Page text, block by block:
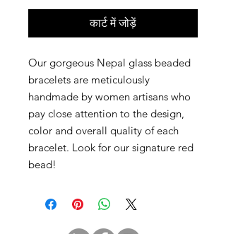
कार्ट में जोड़ें
Our gorgeous Nepal glass beaded
bracelets are meticulously
handmade by women artisans who
pay close attention to the design,
color and overall quality of each
bracelet. Look for our signature red
bead!